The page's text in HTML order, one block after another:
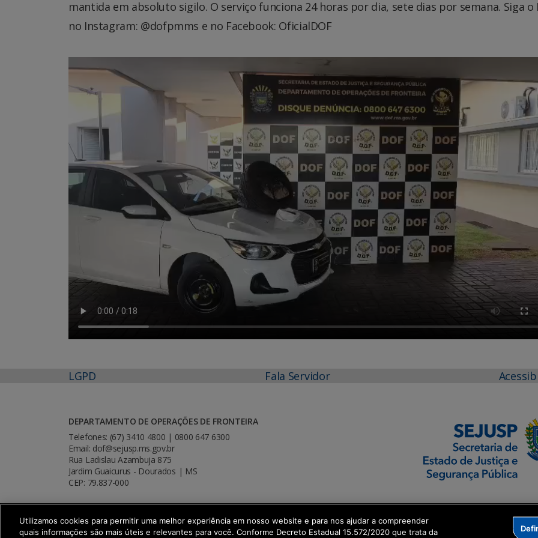
mantida em absoluto sigilo. O serviço funciona 24 horas por dia, sete dias por semana. Siga o
no Instagram: @dofpmms e no Facebook: OficialDOF
LGPD Fala Servidor
DEPARTAMENTO DE OPERAÇÕES DE FRONTEIRA
Telefones: (67) 3410 4800 | 0800 647 6300
Email: dof@sejusp.ms.gov.br
Rua Ladislau Azambuja 875
Jardim Guaicurus - Dourados | MS
CEP: 79.837-000
Utilizamos cookies para permitir uma melhor experiência em nosso website e para nos ajudar a compreender
quais informações são mais úteis e relevantes para você. Conforme Decreto Estadual 15.572/2020 que trata da